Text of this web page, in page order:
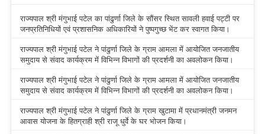
राज्यपाल श्री मंगुभाई पटेल का पांढुर्णा जिले के सौंसर स्थित सावली हवाई पट्टी पर
जनप्रतिनिधियों एवं प्रशासनिक अधिकारियों ने पुष्पगुच्छ भेंट कर स्वागत किया।
राज्यपाल श्री मंगुभाई पटेल ने पांढुर्णा जिले के ग्राम आमला में आयोजित जनजातीय
समुदाय से संवाद कार्यक्रम में विभिन्न विभागों की प्रदर्शनी का अवलोकन किया।
राज्यपाल श्री मंगुभाई पटेल ने पांढुर्णा जिले के ग्राम आमला में आयोजित जनजातीय
समुदाय से संवाद कार्यक्रम में विभिन्न विभागों की प्रदर्शनी का अवलोकन किया।
राज्यपाल श्री मंगुभाई पटेल ने पांढुर्णा जिले के ग्राम खुटामा में प्रधानमंत्री जनमन
आवास योजना के हितग्राही श्री राजू धुर्वे के घर भोजन किया।